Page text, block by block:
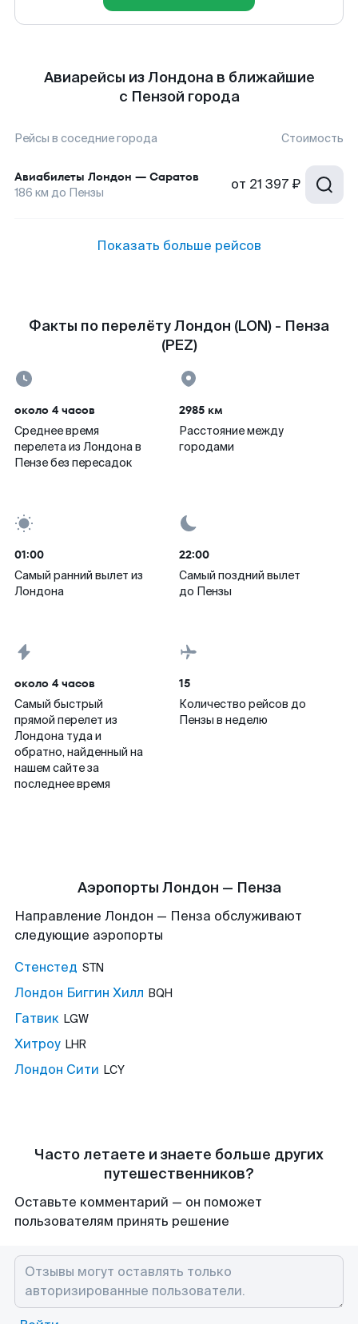
Авиарейсы из Лондона в ближайшие
с Пензой города
Рейсы в соседние города Стоимость
Авиабилеты Лондон — Саратов
186 км до Пензы от 21 397 ₽
Показать больше рейсов
Факты по перелёту Лондон (LON) - Пенза
(PEZ)
около 4 часов
Среднее время
перелета из Лондона в
Пензе без пересадок
2985 км
Расстояние между
городами
01:00
Самый ранний вылет из
Лондона
22:00
Самый поздний вылет
до Пензы
около 4 часов
Самый быстрый
прямой перелет из
Лондона туда и
обратно, найденный на
нашем сайте за
последнее время
15
Количество рейсов до
Пензы в неделю
Аэропорты Лондон — Пенза
Направление Лондон — Пенза обслуживают
следующие аэропорты
Стенстед STN
Лондон Биггин Хилл BQH
Гатвик LGW
Хитроу LHR
Лондон Сити LCY
Часто летаете и знаете больше других
путешественников?
Оставьте комментарий — он поможет
пользователям принять решение